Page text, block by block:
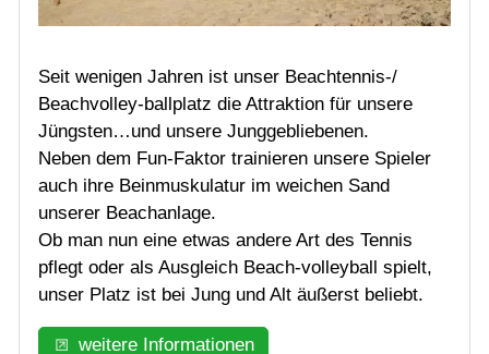
Seit wenigen Jahren ist unser Beachtennis-/
Beachvolley-ballplatz die Attraktion für unsere
Jüngsten…und unsere Junggebliebenen.
Neben dem Fun-Faktor trainieren unsere Spieler
auch ihre Beinmuskulatur im weichen Sand
unserer Beachanlage.
Ob man nun eine etwas andere Art des Tennis
pflegt oder als Ausgleich Beach-volleyball spielt,
unser Platz ist bei Jung und Alt äußerst beliebt.
weitere Informationen